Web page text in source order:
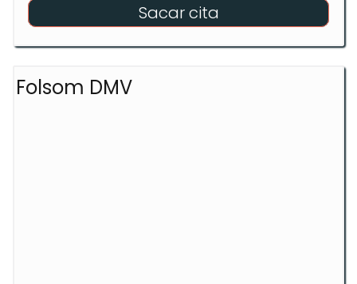
Sacar cita
Folsom DMV